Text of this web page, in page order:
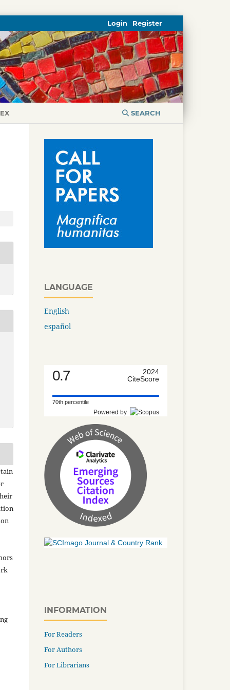
SEARCH
Register
Login
LANGUAGE
English
español
0.7
2024
CiteScore
70th percentile
Powered by
INFORMATION
For Readers
For Authors
For Librarians